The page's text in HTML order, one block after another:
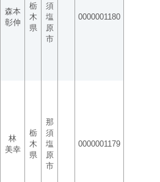
森本
彰伸
栃
木
県
須
塩
原
市
0000001180
林
美幸
栃
木
県
那
須
塩
原
市
0000001179